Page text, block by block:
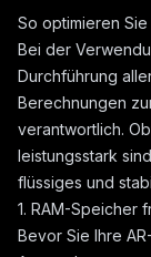
So optimieren
Bei der
Durchführung
Berechnungen
verantwortlich.
leistungsstark
flüssiges und
1. RAM-Speicher
Bevor Sie Ihre